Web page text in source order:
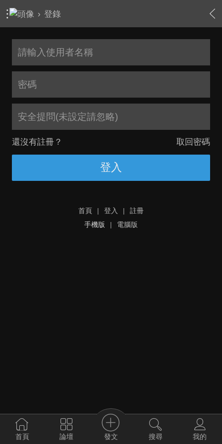
› 登錄
安全提問(未設定請忽略)
還沒有註冊？ 取回密碼
登入
首頁 | 登入 |
註冊
手機版
| 電腦版
首頁 論壇 發文 搜尋 我的